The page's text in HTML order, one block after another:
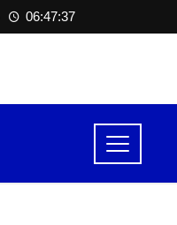
06:47:38